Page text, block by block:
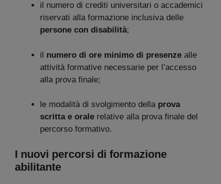
il numero di crediti universitari o accademici
riservati alla formazione inclusiva delle
persone con disabilità;
il numero di ore minimo di presenze alle
attività formative necessarie per l’accesso
alla prova finale;
le modalità di svolgimento della prova
scritta e orale relative alla prova finale del
percorso formativo.
I nuovi percorsi di formazione
abilitante